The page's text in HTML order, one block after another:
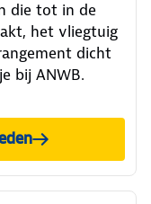
die tot in de
het vliegtuig
dicht
bij ANWB.